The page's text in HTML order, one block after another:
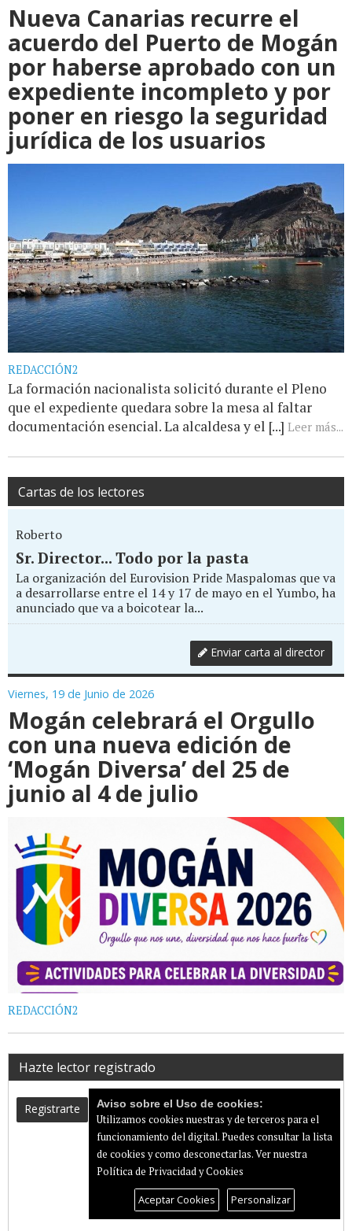
Nueva Canarias recurre el
acuerdo del Puerto de Mogán
por haberse aprobado con un
expediente incompleto y por
poner en riesgo la seguridad
jurídica de los usuarios
REDACCIÓN2
La formación nacionalista solicitó durante el Pleno
que el expediente quedara sobre la mesa al faltar
documentación esencial. La alcaldesa y el [...] Leer más...
Cartas de los lectores
Roberto
Sr. Director... Todo por la pasta
La organización del Eurovision Pride Maspalomas que va
a desarrollarse entre el 14 y 17 de mayo en el Yumbo, ha
anunciado que va a boicotear la...
Enviar carta al director
Viernes, 19 de Junio de 2026
Mogán celebrará el Orgullo
con una nueva edición de
‘Mogán Diversa’ del 25 de
junio al 4 de julio
REDACCIÓN2
Hazte lector registrado
Registrarte Aviso sobre el Uso de cookies:
Utilizamos cookies nuestras y de terceros para el
funcionamiento del digital. Puedes consultar la lista
de cookies y como desconectarlas.Ver nuestra
Política de Privacidad y Cookies
Aceptar Cookies Personalizar